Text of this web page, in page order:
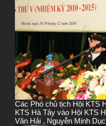
Các Phó chủ tịch Hội KTS
KTS Hà Tây vào Hội KTS
Văn Hải , Nguyễn Minh